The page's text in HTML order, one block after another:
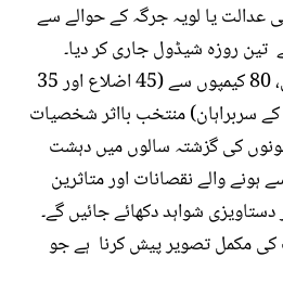
عدالت یا لویہ جرگہ کے حوالے سے
روزہ شیڈول جاری کر دیا۔
شیڈول کے مطابق پہلے دن، 80 کیمپوں سے (45 اضلاع اور 35
سربراہان) منتخب بااثر شخصیات
کی گزشتہ سالوں میں دہشت
ہونے والے نقصانات اور متاثرین
دستاویزی شواہد دکھائے جائیں گے۔
مکمل تصویر پیش کرنا ہے جو